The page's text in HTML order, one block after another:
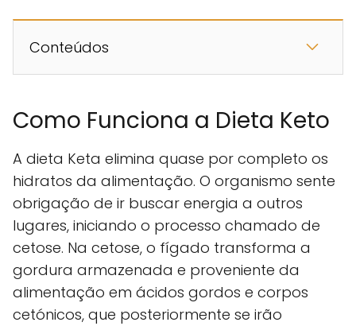
Conteúdos
Como Funciona a Dieta Keto
A dieta Keta elimina quase por completo os
hidratos da alimentação. O organismo sente
obrigação de ir buscar energia a outros
lugares, iniciando o processo chamado de
cetose. Na cetose, o fígado transforma a
gordura armazenada e proveniente da
alimentação em ácidos gordos e corpos
cetónicos, que posteriormente se irão